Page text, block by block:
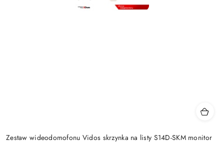
Zestaw wideodomofonu Vidos skrzynka na listy S14D-SKM monitor